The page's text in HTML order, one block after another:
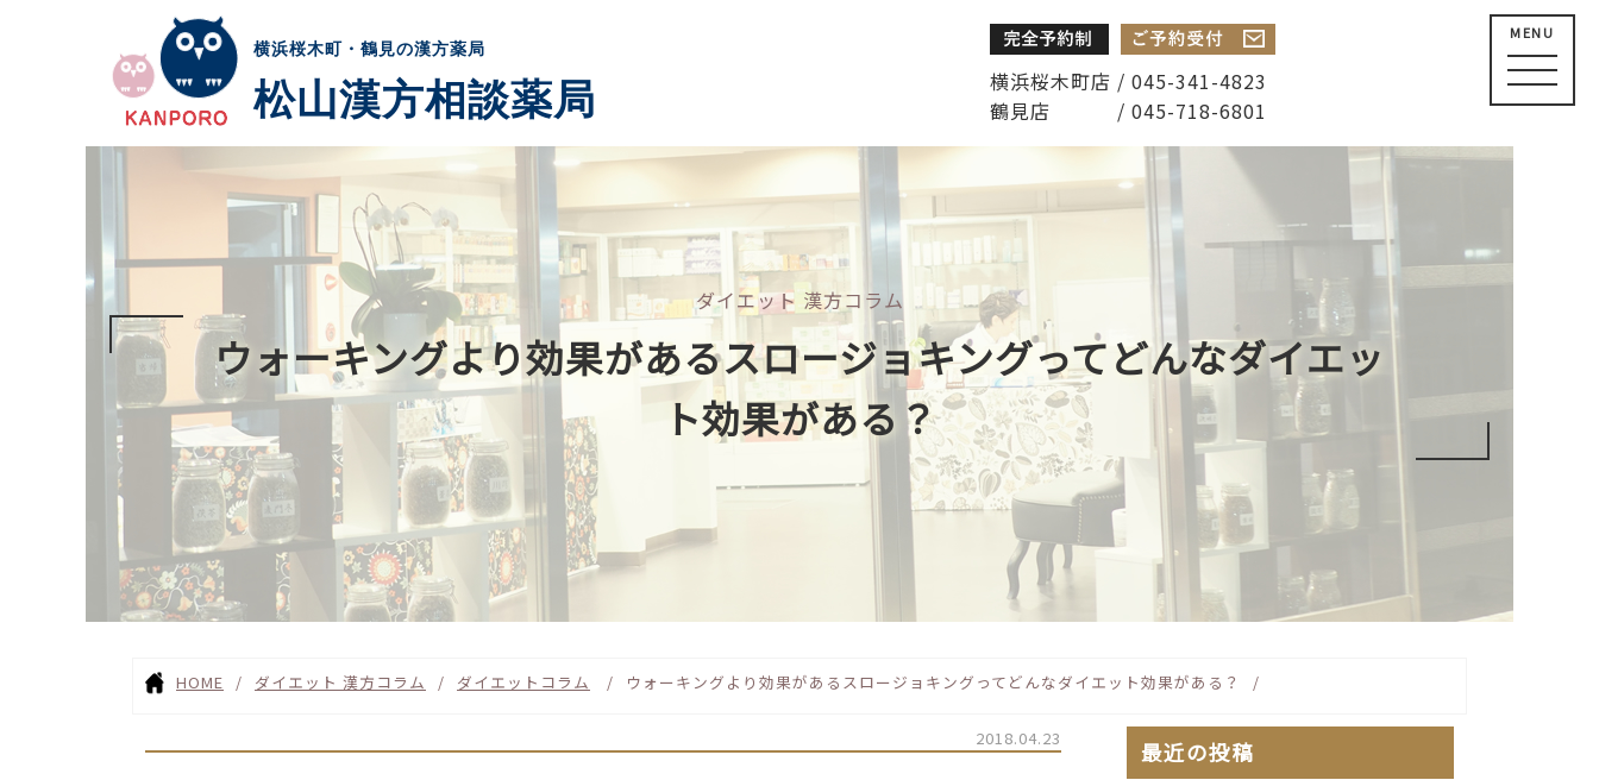
横浜桜木町・鶴見の漢方薬局
松山漢方相談薬局
横浜桜木町店 / 045-341-4823
鶴見店 / 045-718-6801
MENU
ダイエット 漢方コラム
ウォーキングより効果があるスロージョキングってどんなダイエッ
ト効果がある？
HOME ダイエット 漢方コラム ダイエットコラム ウォーキングより効果があるスロージョキングってどんなダイエット効果がある？
2018.04.23 最近の投稿